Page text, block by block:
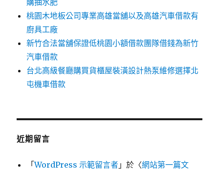
購抽水肥
桃園木地板公司專業高雄當舖以及高雄汽車借款有
廚具工廠
新竹合法當舖保證低桃園小額借款團隊借錢為新竹
汽車借款
台北高級餐廳購買貨櫃屋裝潢設計熱泵維修選擇北
屯機車借款
近期留言
「WordPress 示範留言者 」於〈網站第一篇文